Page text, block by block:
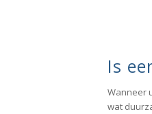
Is
Wanneer
wat